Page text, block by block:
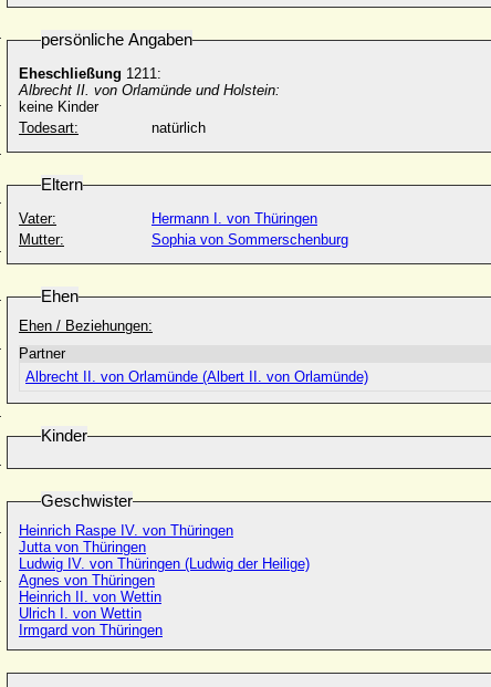
persönliche Angaben
Eheschließung 1211:
Albrecht II. von Orlamünde und Holstein:
keine Kinder
Todesart:
natürlich
Eltern
Vater:
Hermann I. von Thüringen
Mutter:
Sophia von Sommerschenburg
Ehen
Ehen / Beziehungen:
Partner
Albrecht II. von Orlamünde (Albert II. von Orlamünde)
Kinder
Geschwister
Heinrich Raspe IV. von Thüringen
Jutta von Thüringen
Ludwig IV. von Thüringen (Ludwig der Heilige)
Agnes von Thüringen
Heinrich II. von Wettin
Ulrich I. von Wettin
Irmgard von Thüringen